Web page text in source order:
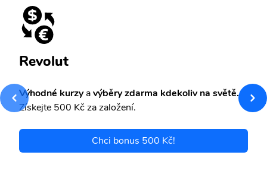
Revolut
Výhodné kurzyavýběry zdarma kdekoliv na světě.
Získejte 500 Kč za založení.
Chci bonus 500 Kč!